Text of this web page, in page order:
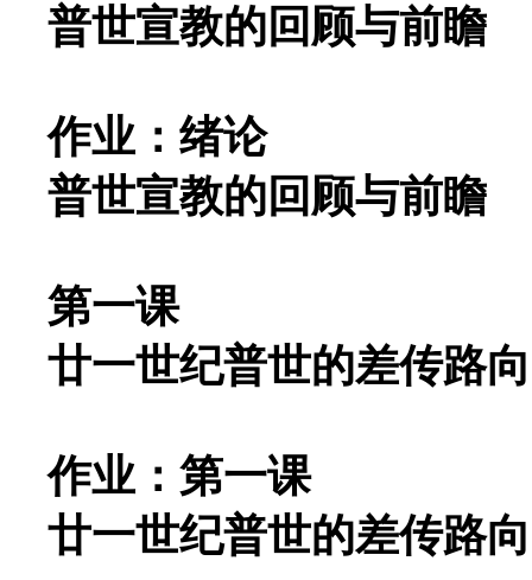
普世宣教的回顾与前瞻
作业：绪论
普世宣教的回顾与前瞻
第一课
廿一世纪普世的差传路向
作业：第一课
廿一世纪普世的差传路向